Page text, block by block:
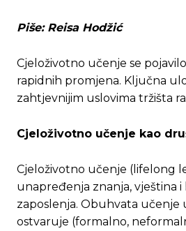
Piše: Reisa Hodžić
Cjeloživotno učenje se
rapidnih promjena. Ključna
zahtjevnijim uslovima tržišta
Cjeloživotno učenje kao
Cjeloživotno učenje (lifelong
unapređenja znanja, vještina
zaposlenja. Obuhvata učenje
ostvaruje (formalno,